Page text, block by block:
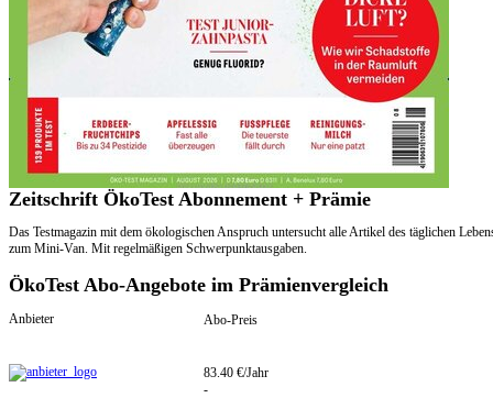
Zeitschrift ÖkoTest Abonnement + Prämie
Das Testmagazin mit dem ökologischen Anspruch untersucht alle Artikel des täglichen
zum Mini-Van. Mit regelmäßigen Schwerpunktausgaben.
ÖkoTest Abo-Angebote im Prämienvergleich
Anbieter Abo-Preis
83.40 €/Jahr
-